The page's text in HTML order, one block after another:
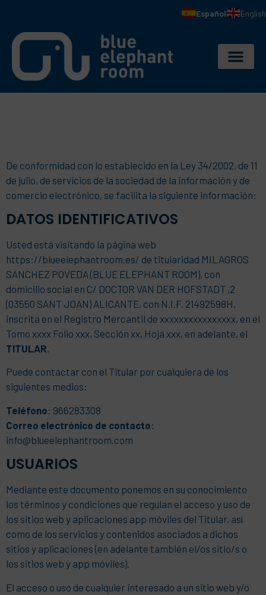
Español English
De conformidad con lo establecido en la Ley 34/2002, de 11
de julio, de servicios de la sociedad de la información y de
comercio electrónico, se facilita la siguiente información:
DATOS IDENTIFICATIVOS
Usted está visitando la página web
https://blueelephantroom.es/ de titularidad MILAGROS
SANCHEZ POVEDA (BLUE ELEPHANT ROOM), con
domicilio social en C/ DOCTOR VAN DER HOFSTADT ,2
(03550 SANT JOAN) ALICANTE, con N.I.F. 21492598H,
inscrita en el Registro Mercantil de xxxxxxxxxxxxxxxx, en el
Tomo xxxx Folio xxx, Sección xx, Hoja xxx, en adelante, el
TITULAR.
Puede contactar con el Titular por cualquiera de los
siguientes medios:
Teléfono: 966283308
Correo electrónico de contacto:
info@blueelephantroom.com
USUARIOS
Mediante este documento ponemos en su conocimiento
los términos y condiciones que regulan el acceso y uso de
los sitios web y aplicaciones app móviles del Titular, así
como de los servicios y contenidos asociados a dichos
sitios y aplicaciones (en adelante también el/os sitio/s o
los sitios web y app móviles).
El acceso o uso de cualquier interesado a un sitio web y/o